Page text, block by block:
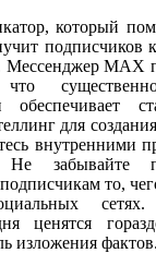
который
подписчиков к
MAX
обеспечивает
для
внутренними
забывайте
то,
сетях.
ценятся
изложения фактов.